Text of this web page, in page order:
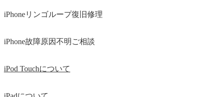
iPhoneリンゴループ復旧修理
iPhone故障原因不明ご相談
iPod Touchについて